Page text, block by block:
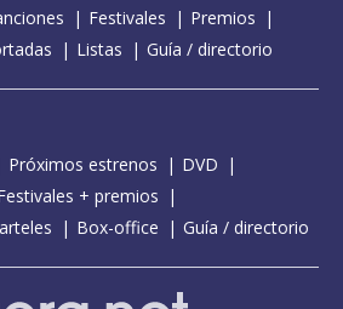
Festivales
Premios
Listas Guía / directorio
Próximos estrenos
DVD
+ premios
Box-office Guía / directorio